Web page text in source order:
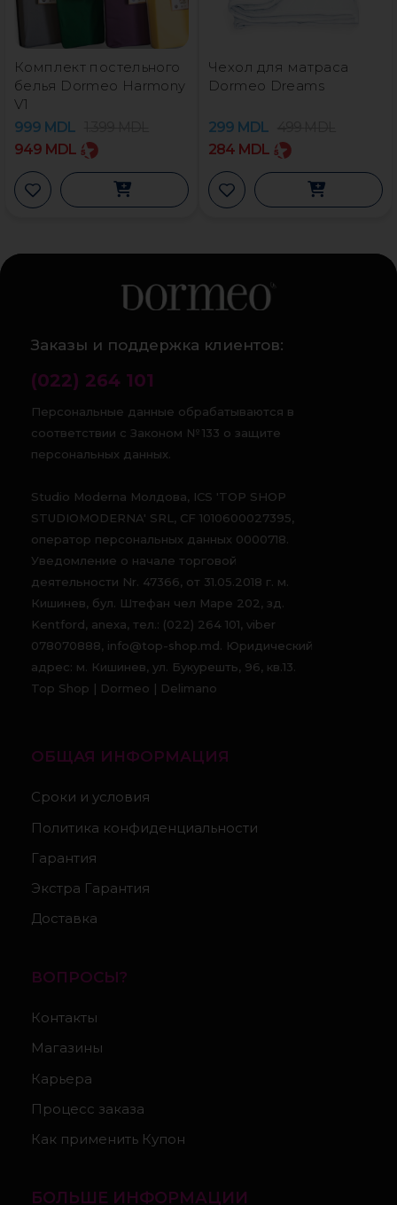
Комплект постельного
белья Dormeo Harmony
V1
999 MDL
949 MDL
Чехол для матраса
Dormeo Dreams
299 MDL
284 MDL
Заказы и поддержка клиентов:
(022) 264 101
Персональные данные обрабатываются в
соответствии с Законом № 133 о защите
персональных данных.
Studio Moderna Молдова, ICS 'TOP SHOP
STUDIOMODERNA' SRL, CF 1010600027395,
оператор персональных данных 0000718.
Уведомление о начале торговой
деятельности Nr. 47366, от 31.05.2018 г. м.
Кишинев, бул. Штефан чел Маре 202, зд.
Kentford, anexa, тел.: (022) 264 101, viber
078070888, info@top-shop.md. Юридический
адрес: м. Кишинев, ул. Букурешть, 96, кв.13.
Top Shop | Dormeo | Delimano
ОБЩАЯ ИНФОРМАЦИЯ
Сроки и условия
Политика конфиденциальности
Гарантия
Экстра Гарантия
Доставка
ВОПРОСЫ?
Контакты
Магазины
Карьера
Процесс заказа
Как применить Купон
БОЛЬШЕ ИНФОРМАЦИИ